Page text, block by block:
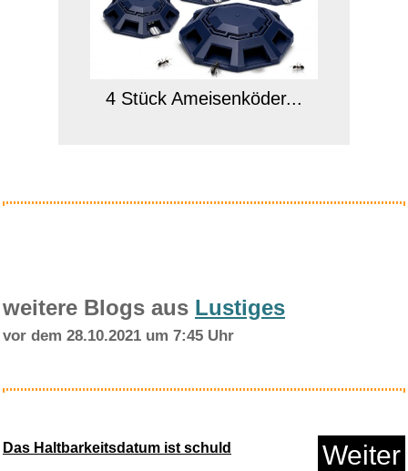
4 Stück Ameisenköder...
weitere Blogs aus Lustiges
vor dem 28.10.2021 um 7:45 Uhr
Das Haltbarkeitsdatum ist schuld Weiter